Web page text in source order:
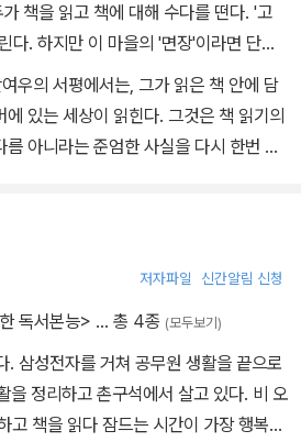
책을 읽고 책에 대해 수다를 떤다. '고
다. 하지만 이 마을의 '면장'이라면 단연
장님이 요즘 무슨 책을 읽고 어떤 생각
해 한다. 책상물림이 아닌 '칼을 찬 독서
게 펼쳐진다. 도저하며 거침없다.
우의 서평에서는, 그가 읽은 책 안에 담
있는 세상이 읽힌다. 그것은 책 읽기의
아니라는 준엄한 사실을 다시 한번 일
저자파일 신간알림 신청
독서본능> … 총 4종 (모두보기)
로
행복하